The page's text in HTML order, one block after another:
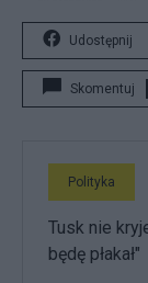
Udostępnij
Skomentuj
Polityka
Tusk nie
będę płakał"